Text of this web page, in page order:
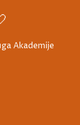
Akademije